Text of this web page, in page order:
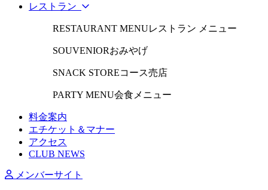
レストラン
RESTAURANT MENUレストラン メニュー
SOUVENIORおみやげ
SNACK STOREコース売店
PARTY MENU会食メニュー
料金案内
エチケット＆マナー
アクセス
CLUB NEWS
メンバーサイト